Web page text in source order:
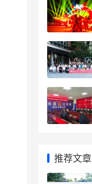
推荐文章